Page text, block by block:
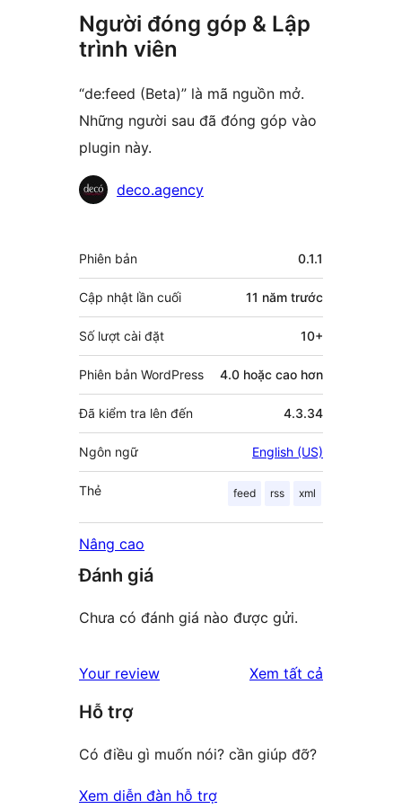
Người đóng góp & Lập
trình viên
“de:feed (Beta)” là mã nguồn mở.
Những người sau đã đóng góp vào
plugin này.
Những
góp
deco.agency
Meta
Phiên bản 0.1.1
Cập nhật lần cuối 11 năm trước
Số lượt cài đặt 10+
Phiên bản WordPress 4.0 hoặc cao hơn
Đã kiểm tra lên đến 4.3.34
Ngôn ngữ English (US)
Thẻ feed rss xml
Nâng cao
Đánh giá
Chưa có đánh giá nào được gửi.
Your review Xem tất cả
Hỗ trợ
Có điều gì muốn nói? cần giúp đỡ?
Xem diễn đàn hỗ trợ